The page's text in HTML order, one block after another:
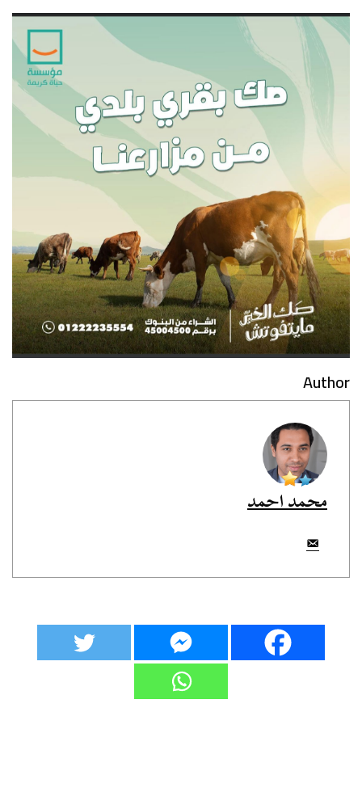
Author
محمد احمد